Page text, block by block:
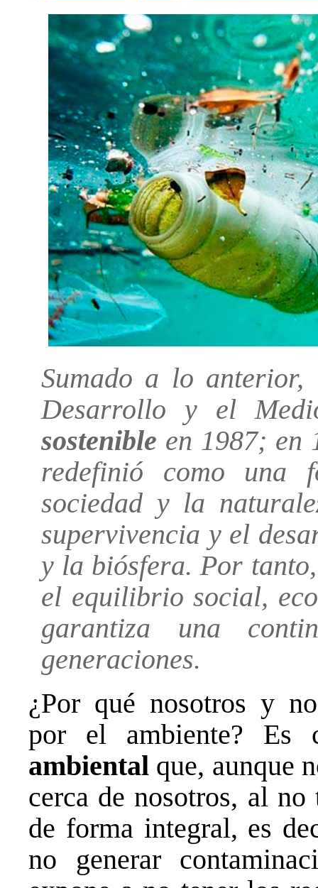
Sumado a lo
Desarrollo y el
sostenible en 1987; en
redefinió como una
sociedad y la
supervivencia y el
y la biósfera. Por
el equilibrio social,
garantiza una
generaciones.
¿Por qué nosotros y
por el ambiente? Es
ambiental que, aunque
cerca de nosotros, al
de forma integral, es
no generar